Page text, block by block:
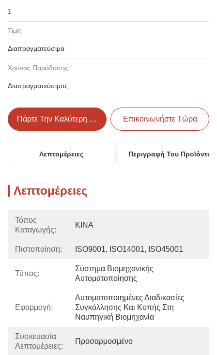
1
Τιμή:
Διαπραγματεύσιμα
Χρόνος Παράδοσης:
Διαπραγματεύσιμος
Πάρτε Την Καλύτερη Τιμή Επικοινωνήστε Τώρα
Λεπτομέρειες Περιγραφή Του Προϊόντος
Λεπτομέρειες
Τόπος
Καταγωγής:
ΚΙΝΑ
Πιστοποίηση: ISO9001, ISO14001, ISO45001
Τύπος:
Σύστημα Βιομηχανικής
Αυτοματοποίησης
Εφαρμογή:
Αυτοματοποιημένες Διαδικασίες
Συγκόλλησης Και Κοπής Στη
Ναυπηγική Βιομηχανία
Συσκευασία
Λεπτομέρειες:
Προσαρμοσμένο